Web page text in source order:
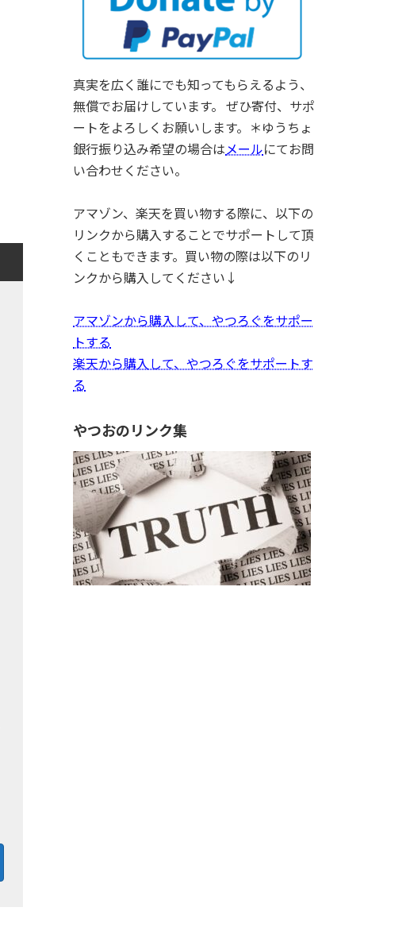
真実を広く誰にでも知ってもらえるよう、
無償でお届けしています。 ぜひ寄付、サポ
ートをよろしくお願いします。＊ゆうちょ
銀行振り込み希望の場合は メールにてお問
い合わせください。
アマゾン、楽天を買い物する際に、以下の
リンクから購入することでサポートして頂
くこともできます。買い物の際は以下のリ
ンクから購入してください↓
アマゾンから購入して、やつろぐをサポー
トする
楽天から購入して、やつろぐをサポートす
る
やつおのリンク集